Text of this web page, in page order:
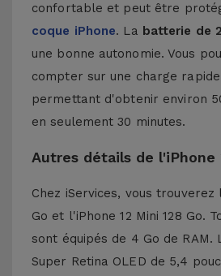
confortable et peut être
coque iPhone. La batterie de
une bonne autonomie. Vous
compter sur une charge rapide
permettant d'obtenir environ
en seulement 30 minutes.
Autres détails de l'iPhone
Chez iServices, vous trouverez
Go et l'iPhone 12 Mini 128 Go.
sont équipés de 4 Go de RAM.
Super Retina OLED de 5,4